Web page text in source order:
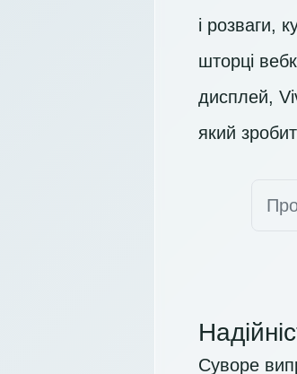
і розваги,
шторці
дисплей,
який
Суворе